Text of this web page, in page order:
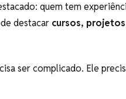
quem tem
destacar cursos,
ser complicado. Ele